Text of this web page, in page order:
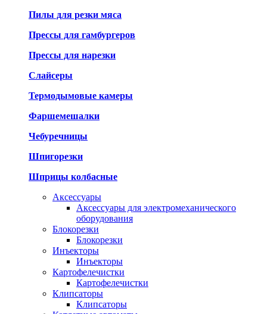
Пилы для резки мяса
Прессы для гамбургеров
Прессы для нарезки
Слайсеры
Термодымовые камеры
Фаршемешалки
Чебуречницы
Шпигорезки
Шприцы колбасные
Аксессуары
Аксессуары для электромеханического
оборудования
Блокорезки
Блокорезки
Инъекторы
Инъекторы
Картофелечистки
Картофелечистки
Клипсаторы
Клипсаторы